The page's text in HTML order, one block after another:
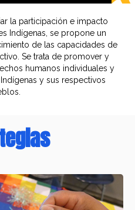
la participación e impacto
Indígenas, se propone un
de las capacidades de
Se trata de promover y
humanos individuales y
y sus respectivos